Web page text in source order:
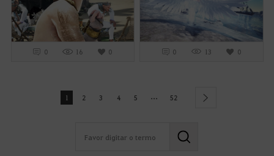
0 16 0 0 13 0
1 2 3 4 5 ... 52 next